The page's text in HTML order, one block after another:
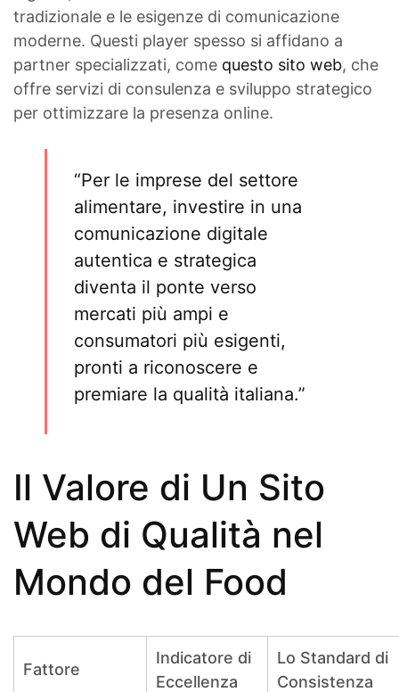
tradizionale e le esigenze di comunicazione
moderne. Questi player spesso si affidano a
partner specializzati, come questo sito web, che
offre servizi di consulenza e sviluppo strategico
per ottimizzare la presenza online.
“Per le imprese del settore
alimentare, investire in una
comunicazione digitale
autentica e strategica
diventa il ponte verso
mercati più ampi e
consumatori più esigenti,
pronti a riconoscere e
premiare la qualità italiana.”
Il Valore di Un Sito
Web di Qualità nel
Mondo del Food
Fattore
Indicatore di
Eccellenza
Lo Standard di
Consistenza